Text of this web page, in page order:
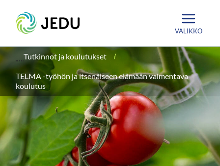
sisältöön
Etusivu
VALIKKO
Tutkinnot ja koulutukset
TELMA -työhön ja itsenäiseen elämään valmentava
koulutus